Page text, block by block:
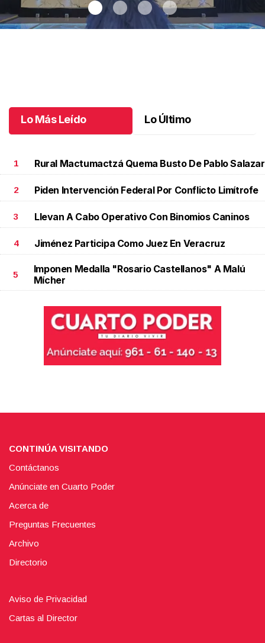
Lo Más Leído Lo Último
1 Rural Mactumactzá Quema Busto De Pablo Salazar
2 Piden Intervención Federal Por Conflicto Limítrofe
3 Llevan A Cabo Operativo Con Binomios Caninos
4 Jiménez Participa Como Juez En Veracruz
5
Imponen Medalla "Rosario Castellanos" A Malú
Mícher
CONTINÚA VISITANDO
Contáctanos
Anúnciate en Cuarto Poder
Acerca de
Preguntas Frecuentes
Archivo
Directorio
Aviso de Privacidad
Cartas al Director